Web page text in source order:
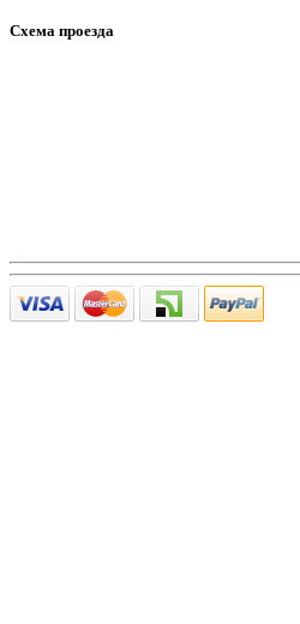
Схема проезда